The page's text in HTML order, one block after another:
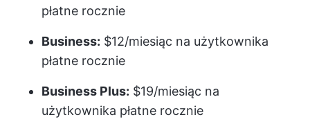
płatne rocznie
Business: $12/miesiąc na użytkownika
płatne rocznie
Business Plus: $19/miesiąc na
użytkownika płatne rocznie